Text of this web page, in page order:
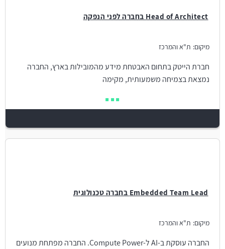
Head of Architect בחברה לפני הנפקה
מיקום: ת"א והמרכז
חברת הייטק בתחום האבטחת מידע מהמובילות בארץ, החברה
נמצאת בצמיחה משמעותית, מקימה
Embedded Team Lead בחברה טכנולוגית
מיקום: ת"א והמרכז
החברה עוסקת ב-AI ל-Compute Power. החברה מפתחת מנועים